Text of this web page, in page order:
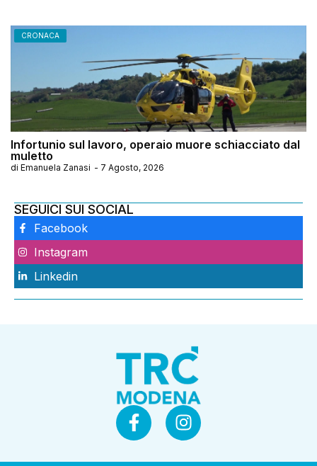
CRONACA
Infortunio sul lavoro, operaio muore schiacciato dal
muletto
di Emanuela Zanasi - 7 Agosto, 2026
SEGUICI SUI SOCIAL
Facebook
Instagram
Linkedin